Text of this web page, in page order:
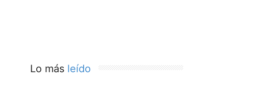
Lo más leído